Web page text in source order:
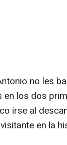
no les
los dos
irse al
en la